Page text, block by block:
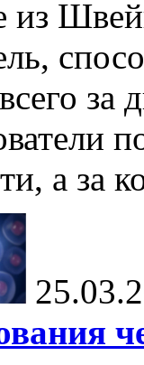
из
за
а за